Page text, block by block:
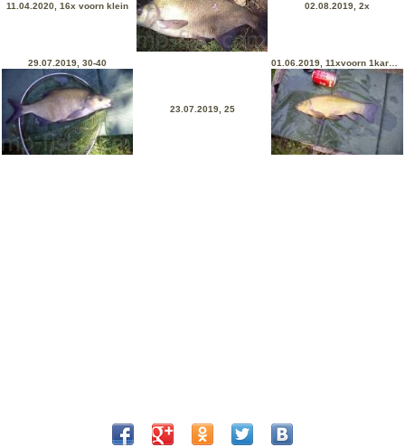
11.04.2020, 16x voorn klein 02.08.2019, 2x
29.07.2019, 30-40
23.07.2019, 25